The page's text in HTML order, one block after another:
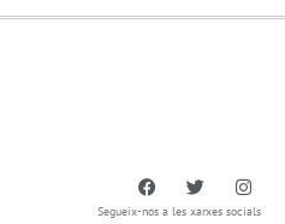
Segueix-nos a les xarxes socials